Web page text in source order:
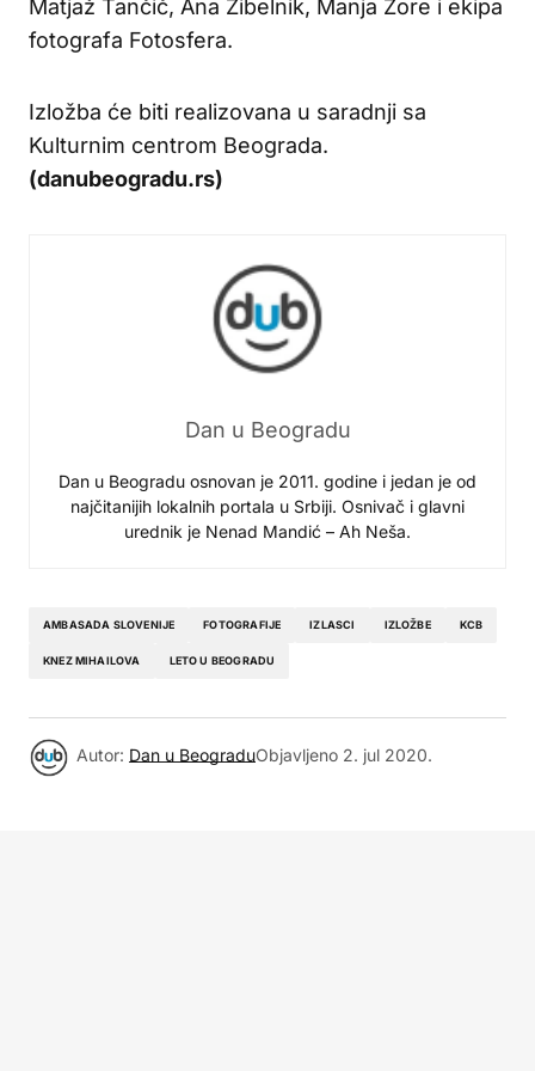
Matjaž Tančič, Ana Zibelnik, Manja Zore i ekipa
fotografa Fotosfera.
Izložba će biti realizovana u saradnji sa
Kulturnim centrom Beograda.
(danubeogradu.rs)
Dan u Beogradu
Dan u Beogradu osnovan je 2011. godine i jedan je od
najčitanijih lokalnih portala u Srbiji. Osnivač i glavni
urednik je Nenad Mandić – Ah Neša.
AMBASADA SLOVENIJE FOTOGRAFIJE IZLASCI IZLOŽBE KCB
KNEZ MIHAILOVA LETO U BEOGRADU
Autor: Dan u BeograduObjavljeno 2. jul 2020.